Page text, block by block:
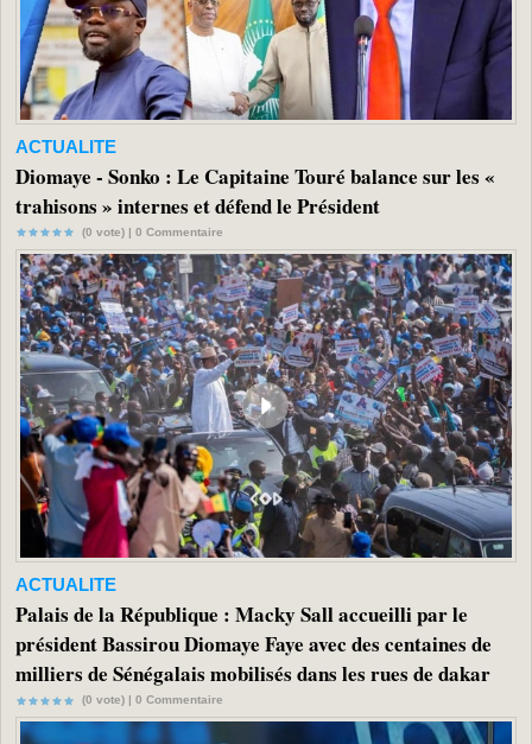
ACTUALITE
Diomaye - Sonko : Le Capitaine Touré balance sur les «
trahisons » internes et défend le Président
(0 vote) | 0 Commentaire
ACTUALITE
Palais de la République : Macky Sall accueilli par le
président Bassirou Diomaye Faye avec des centaines de
milliers de Sénégalais mobilisés dans les rues de dakar
(0 vote) | 0 Commentaire